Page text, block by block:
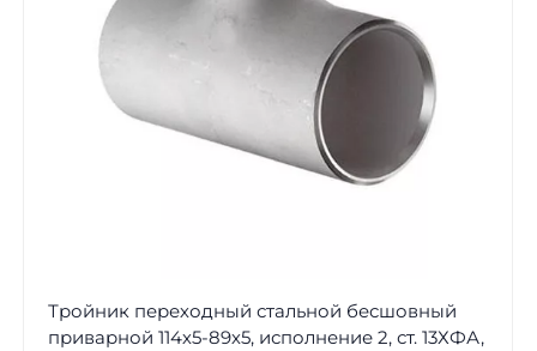
Тройник переходный стальной бесшовный
приварной 114х5-89х5, исполнение 2, ст. 13ХФА,